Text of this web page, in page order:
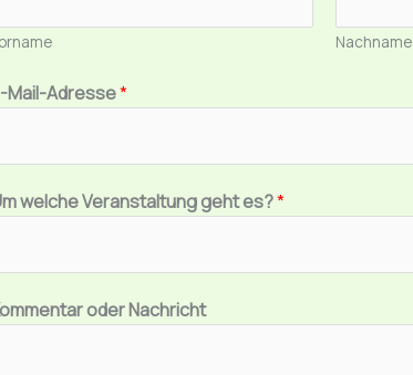
Nachname
Mail-Adresse*
welche Veranstaltung geht es?*
oder Nachricht